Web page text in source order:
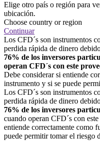
Elige otro país o región para
ubicación.
Choose country or region
Continuar
Los CFD´s son instrumentos
perdida rápida de dinero
76% de los inversores
operan CFD´s con este
Debe considerar si entiende
instrumento y si se puede
Los CFD´s son instrumentos
perdida rápida de dinero
76% de los inversores
cuando operan CFD´s con
entiende correctamente como
puede permitir tomar el riesgo